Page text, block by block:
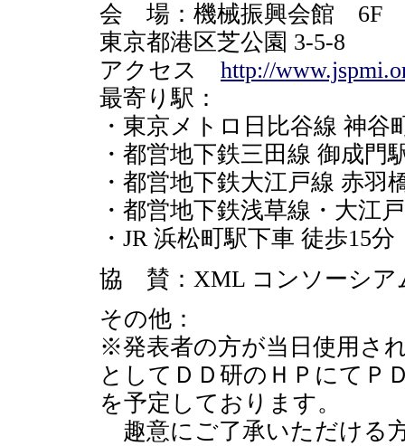
会 場：機械振興会館 6F
東京都港区芝公園 3-5-8
アクセス http://
最寄り駅：
・東京メトロ日比谷線 神谷
・都営地下鉄三田線 御成門
・都営地下鉄大江戸線 赤
・都営地下鉄浅草線・大江
・JR 浜松町駅下車 徒歩15分
協 賛：XML コンソーシ
その他：
※発表者の方が当日使用さ
としてＤＤ研のＨＰにてＰ
を予定しております。
趣意にご了承いただける